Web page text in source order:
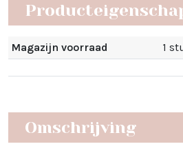
Magazijn voorraad 1
Omschrijving